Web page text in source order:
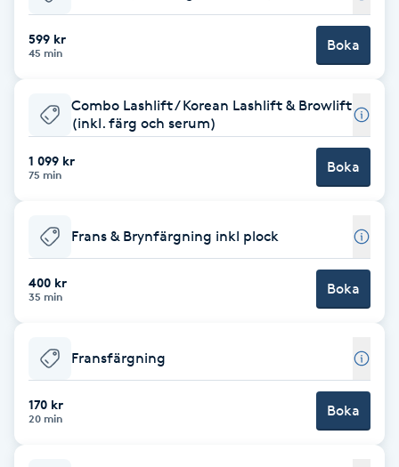
Babylights
Balayage
Bambumassage
Barber
Barnklippning
BIAB
Blowout
Bottenfärg
599 kr
45 min Boka
Combo Lashlift / Korean Lashlift & Browlift
(inkl. färg och serum)
1 099 kr
75 min Boka
Frans & Brynfärgning inkl plock
400 kr
35 min Boka
Fransfärgning
170 kr
20 min Boka